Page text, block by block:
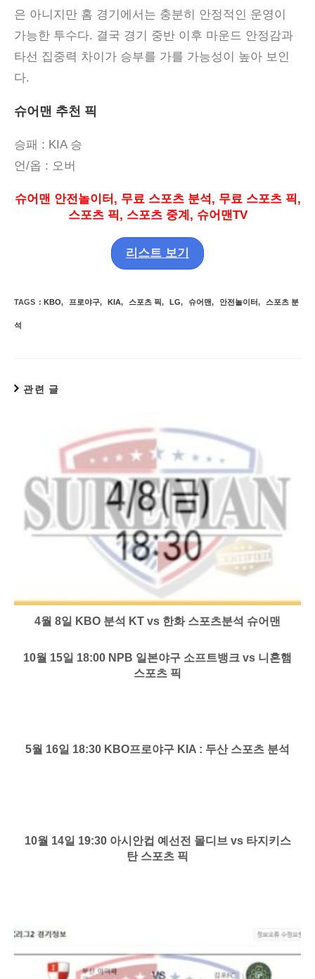
은 아니지만 홈 경기에서는 충분히 안정적인 운영이
가능한 투수다. 결국 경기 중반 이후 마운드 안정감과
타선 집중력 차이가 승부를 가를 가능성이 높아 보인
다.
슈어맨 추천 픽
승패 : KIA 승
언/옵 : 오버
슈어맨 안전놀이터 , 무료 스포츠 분석, 무료 스포츠 픽,
스포츠 픽, 스포츠 중계 , 슈어맨TV
리스트 보기
TAGS : KBO, 프로야구, KIA, 스포츠 픽, LG, 슈어맨, 안전놀이터, 스포츠 분
석
관련 글
4월 8일 KBO 분석 KT vs 한화 스포츠분석 슈어맨
10월 15일 18:00 NPB 일본야구 소프트뱅크 vs 니혼햄
스포츠 픽
5월 16일 18:30 KBO프로야구 KIA : 두산 스포츠 분석
10월 14일 19:30 아시안컵 예선전 몰디브 vs 타지키스
탄 스포츠 픽